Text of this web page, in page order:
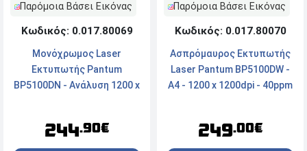
Παρόμοια Βάσει Εικόνας
Κωδικός: 0.017.80069
Μονόχρωμος Laser
Εκτυπωτής Pantum
BP5100DN - Ανάλυση 1200 x
244.90€
Παρόμοια Βάσει Εικόνας
Κωδικός: 0.017.80070
Ασπρόμαυρος Εκτυπωτής
Laser Pantum BP5100DW -
A4 - 1200 x 1200dpi - 40ppm
249.00€